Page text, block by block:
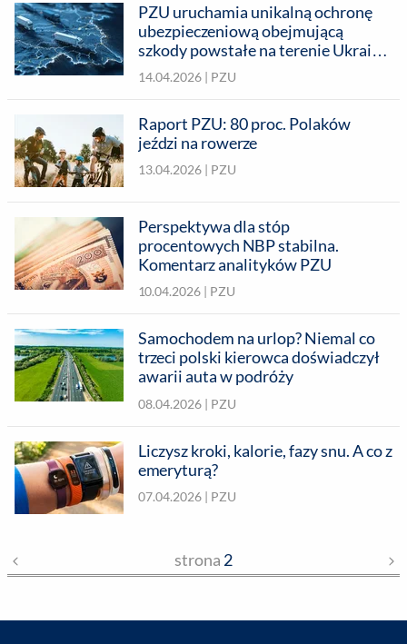
PZU uruchamia unikalną ochronę
ubezpieczeniową obejmującą
szkody powstałe na terenie Ukrainy
w związku z ryzykiem
nadzwyczajnym
14.04.2026 | PZU
Raport PZU: 80 proc. Polaków
jeździ na rowerze
13.04.2026 | PZU
Perspektywa dla stóp
procentowych NBP stabilna.
Komentarz analityków PZU
10.04.2026 | PZU
Samochodem na urlop? Niemal co
trzeci polski kierowca doświadczył
awarii auta w podróży
08.04.2026 | PZU
Liczysz kroki, kalorie, fazy snu. A co z
emeryturą?
07.04.2026 | PZU
strona 2